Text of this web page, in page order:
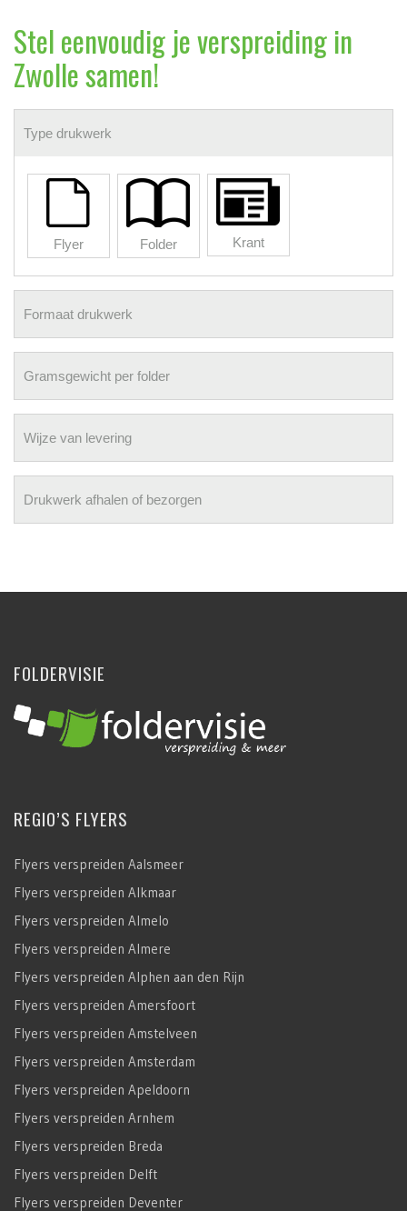
Stel eenvoudig je verspreiding in
Zwolle samen!
Type drukwerk
Flyer Folder Krant
Formaat drukwerk
Gramsgewicht per folder
Wijze van levering
Drukwerk afhalen of bezorgen
FOLDERVISIE
REGIO’S FLYERS
Flyers verspreiden Aalsmeer
Flyers verspreiden Alkmaar
Flyers verspreiden Almelo
Flyers verspreiden Almere
Flyers verspreiden Alphen aan den Rijn
Flyers verspreiden Amersfoort
Flyers verspreiden Amstelveen
Flyers verspreiden Amsterdam
Flyers verspreiden Apeldoorn
Flyers verspreiden Arnhem
Flyers verspreiden Breda
Flyers verspreiden Delft
Flyers verspreiden Deventer